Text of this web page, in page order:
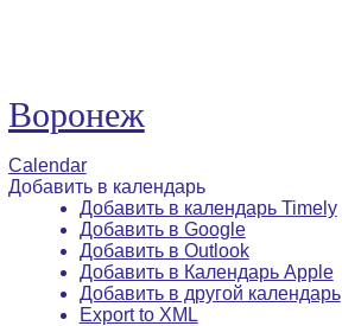
Воронеж
Calendar
Добавить в календарь
Добавить в календарь Timely
Добавить в Google
Добавить в Outlook
Добавить в Календарь Apple
Добавить в другой календарь
Export to XML